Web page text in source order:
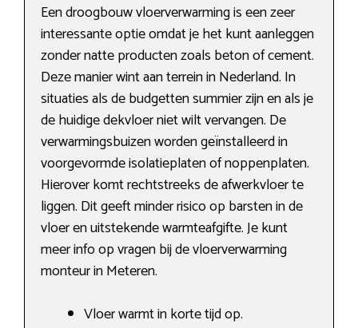
Een droogbouw vloerverwarming is een zeer
interessante optie omdat je het kunt aanleggen
zonder natte producten zoals beton of cement.
Deze manier wint aan terrein in Nederland. In
situaties als de budgetten summier zijn en als je
de huidige dekvloer niet wilt vervangen. De
verwarmingsbuizen worden geïnstalleerd in
voorgevormde isolatieplaten of noppenplaten.
Hierover komt rechtstreeks de afwerkvloer te
liggen. Dit geeft minder risico op barsten in de
vloer en uitstekende warmteafgifte. Je kunt
meer info op vragen bij de vloerverwarming
monteur in Meteren.
Vloer warmt in korte tijd op.